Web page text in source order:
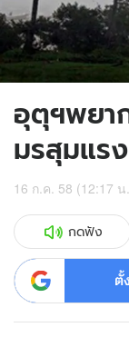
อุตุฯพยา
มรสุมแร
16 ก.ค. 58 (12:17 น
กดฟัง
ตั้